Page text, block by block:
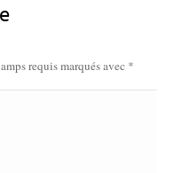
requis marqués avec *